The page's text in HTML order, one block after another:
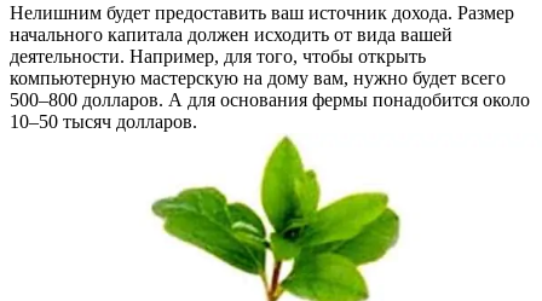
Нелишним будет предоставить ваш источник дохода. Размер
начального капитала должен исходить от вида вашей
деятельности. Например, для того, чтобы открыть
компьютерную мастерскую на дому вам, нужно будет всего
500–800 долларов. А для основания фермы понадобится около
10–50 тысяч долларов.